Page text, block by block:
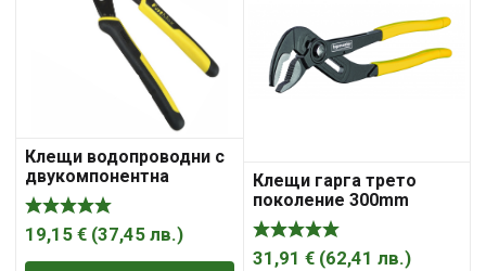
Клещи водопроводни с
двукомпонентна
изолация регулируеми
FATMAX®12Stanley
19,15 € (37,45 лв.)
Клещи гарга трето
поколение 300mm
усилени TMP
31,91 € (62,41 лв.)